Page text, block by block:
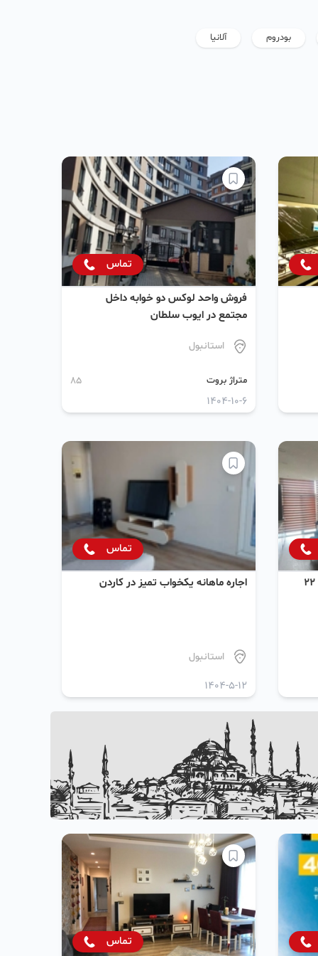
بودروم آلانیا
تماس
فروش واحد لوکس دو خوابه داخل
مجتمع در ایوب سلطان
استانبول
متراژ بروت 85
1404-10-6
اجاره ماهانه و روزانه یکخواب طبقه ۲۲
تماس
اجاره ماهانه یکخواب تمیز در کاردن
استانبول
1404-5-12
تماس